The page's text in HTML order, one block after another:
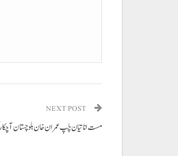
NEXT POST
مست انا تیان چَپ عمران خان بلوچستان آ